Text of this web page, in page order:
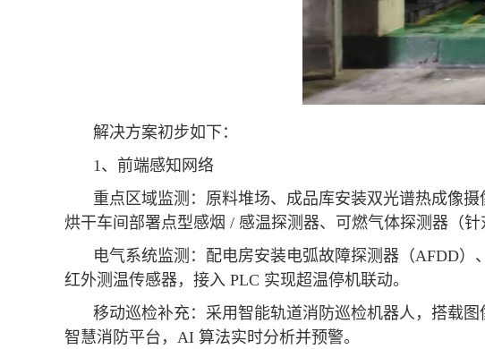
解决方案初步如下：
1、前端感知网络
重点区域监测：原料堆场、成品库安装双光谱热成像
烘干车间部署点型感烟 / 感温探测器、可燃气体探测器（针
电气系统监测：配电房安装电弧故障探测器（AFDD
红外测温传感器，接入 PLC 实现超温停机联动。
移动巡检补充：采用智能轨道消防巡检机器人，搭载
智慧消防平台，AI 算法实时分析并预警。